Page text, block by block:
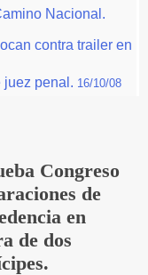
Nacional.
contra trailer en
juez penal. 16/10/08
Congreso
de
en
de dos